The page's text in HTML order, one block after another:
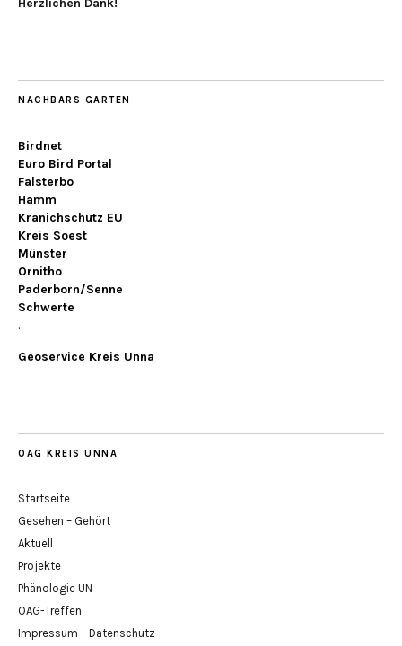
Herzlichen Dank!
NACHBARS GARTEN
Birdnet
Euro Bird Portal
Falsterbo
Hamm
Kranichschutz EU
Kreis Soest
Münster
Ornitho
Paderborn/Senne
Schwerte
.
Geoservice Kreis Unna
OAG KREIS UNNA
Startseite
Gesehen – Gehört
Aktuell
Projekte
Phänologie UN
OAG-Treffen
Impressum – Datenschutz